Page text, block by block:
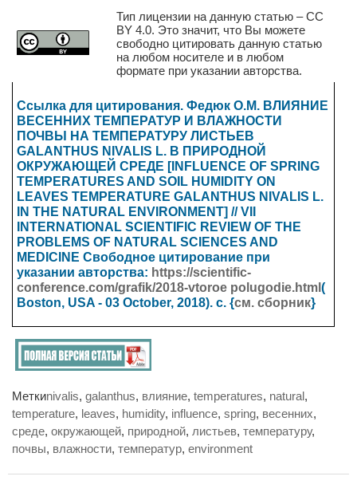
Тип лицензии на данную статью – CC
BY 4.0. Это значит, что Вы можете
свободно цитировать данную статью
на любом носителе и в любом
формате при указании авторства.
Ссылка для цитирования. Федюк O.M. ВЛИЯНИЕ
ВЕСЕННИХ ТЕМПЕРАТУР И ВЛАЖНОСТИ
ПОЧВЫ НА ТЕМПЕРАТУРУ ЛИСТЬЕВ
GALANTHUS NIVALIS L. В ПРИРОДНОЙ
ОКРУЖАЮЩЕЙ СРЕДЕ [INFLUENCE OF SPRING
TEMPERATURES AND SOIL HUMIDITY ON
LEAVES TEMPERATURE GALANTHUS NIVALIS L.
IN THE NATURAL ENVIRONMENT] // VII
INTERNATIONAL SCIENTIFIC REVIEW OF THE
PROBLEMS OF NATURAL SCIENCES AND
MEDICINE Свободное цитирование при
указании авторства: https://scientific-
conference.com/grafik/2018-vtoroe polugodie.html (
Boston, USA - 03 October, 2018). с. {см. сборник}
Меткиnivalis, galanthus, влияние, temperatures, natural,
temperature, leaves, humidity, influence, spring, весенних,
среде, окружающей, природной, листьев, температуру,
почвы, влажности, температур, environment